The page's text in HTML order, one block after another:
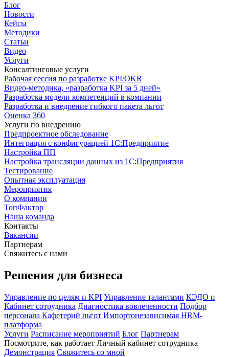
Блог
Новости
Кейсы
Методики
Статьи
Видео
Услуги
Консалтинговые услуги
Рабочая сессия по разработке KPI/OKR
Видео-методика, «разработка KPI за 5 дней»
Разработка модели компетенций в компании
Разработка и внедрение гибкого пакета льгот
Оценка 360
Услуги по внедрению
Предпроектное обследование
Интеграция с конфигурацией 1С:Предприятие
Настройка ПП
Настройка трансляции данных из 1С:Предприятия
Тестирование
Опытная эксплуатация
Мероприятия
О компании
ТопФактор
Наша команда
Контакты
Вакансии
Партнерам
Свяжитесь с нами
Решения для бизнеса
Управление по целям и KPI Управление талантами КЭДО и
Кабинет сотрудника Диагностика вовлеченности Подбор
персонала Кафетерий льгот Импортонезависимая HRM-
платформа
Услуги Расписание мероприятий Блог Партнерам
Посмотрите, как работает Личный кабинет сотрудника
Демонстрация Свяжитесь со мной